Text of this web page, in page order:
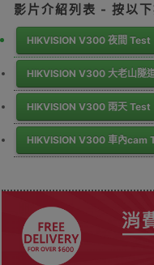
影片介紹列表 - 按以
HIKVISION V300 夜間 Test
HIKVISION V300 大老山隧
HIKVISION V300 雨天 Test
HIKVISION V300 車內cam